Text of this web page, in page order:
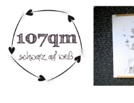
content